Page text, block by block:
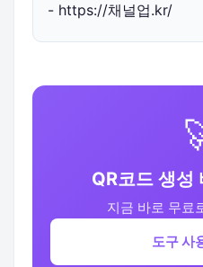
- https://채널업.kr/
QR코드 생성
지금 바로 무료
도구 사